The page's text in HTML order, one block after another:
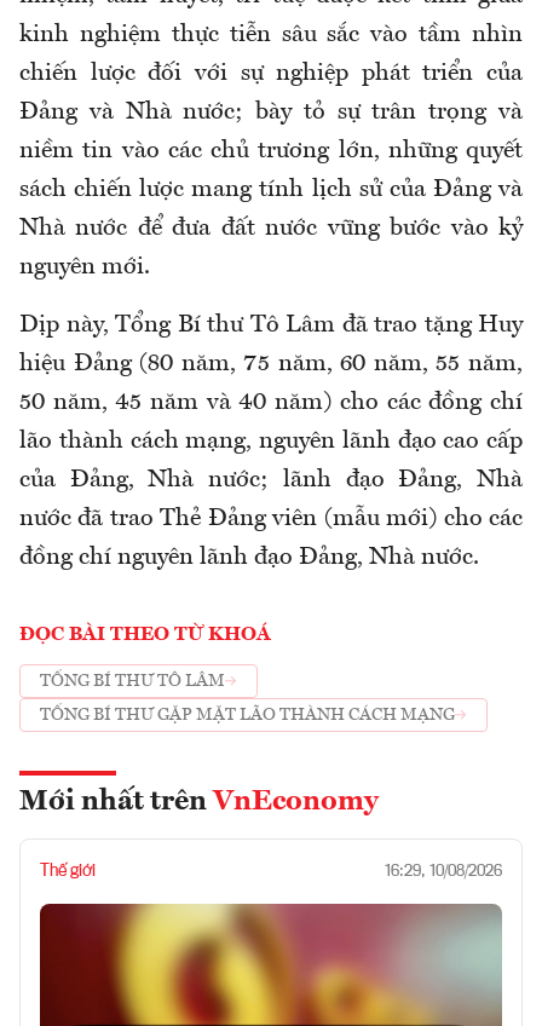
kinh nghiệm thực tiễn sâu sắc vào tầm nhìn
chiến lược đối với sự nghiệp phát triển của
Đảng và Nhà nước; bày tỏ sự trân trọng và
niềm tin vào các chủ trương lớn, những quyết
sách chiến lược mang tính lịch sử của Đảng và
Nhà nước để đưa đất nước vững bước vào kỷ
nguyên mới.
Dịp này, Tổng Bí thư Tô Lâm đã trao tặng Huy
hiệu Đảng (80 năm, 75 năm, 60 năm, 55 năm,
50 năm, 45 năm và 40 năm) cho các đồng chí
lão thành cách mạng, nguyên lãnh đạo cao cấp
của Đảng, Nhà nước; lãnh đạo Đảng, Nhà
nước đã trao Thẻ Đảng viên (mẫu mới) cho các
đồng chí nguyên lãnh đạo Đảng, Nhà nước.
ĐỌC BÀI THEO TỪ KHOÁ
TỔNG BÍ THƯ TÔ LÂM
TỔNG BÍ THƯ GẶP MẶT LÃO THÀNH CÁCH MẠNG
Mới nhất trên VnEconomy
Thế giới 16:29, 10/08/2026